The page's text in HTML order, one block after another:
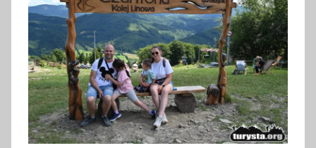
1